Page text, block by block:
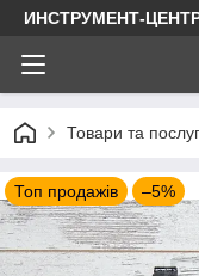
ИНСТРУМЕНТ-ЦЕНТР
Товари та
Топ продажів –5%